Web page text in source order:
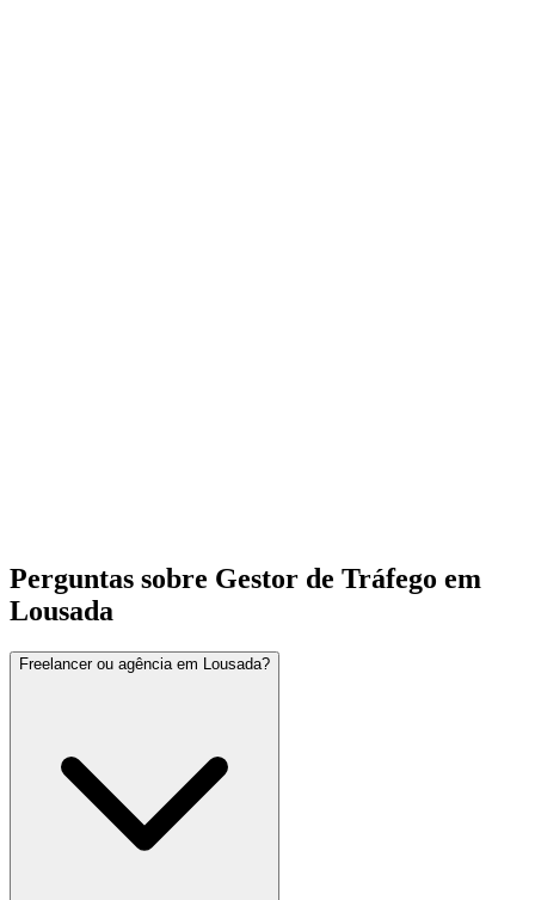
Perguntas sobre Gestor de Tráfego em
Lousada
Freelancer ou agência em Lousada?